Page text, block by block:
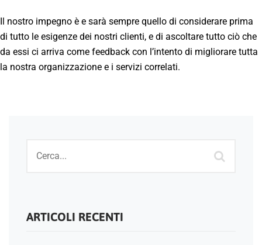
Il nostro impegno è e sarà sempre quello di considerare prima
di tutto le esigenze dei nostri clienti, e di ascoltare tutto ciò che
da essi ci arriva come feedback con l’intento di migliorare tutta
la nostra organizzazione e i servizi correlati.
ARTICOLI RECENTI